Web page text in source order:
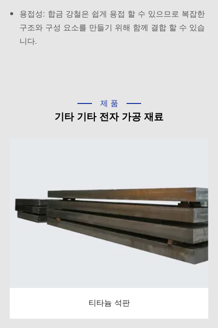
용접성: 합금 강철은 쉽게 용접 할 수 있으므로 복잡한
구조와 구성 요소를 만들기 위해 함께 결합 할 수 있습
니다.
제품
기타 기타 전자 가공 재료
티타늄 석판